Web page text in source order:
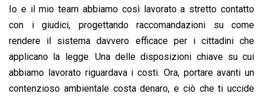
Io e il mio team abbiamo così lavorato a stretto contatto
con i giudici, progettando raccomandazioni su come
rendere il sistema davvero efficace per i cittadini che
applicano la legge. Una delle disposizioni chiave su cui
abbiamo lavorato riguardava i costi. Ora, portare avanti un
contenzioso ambientale costa denaro, e ciò che ti uccide